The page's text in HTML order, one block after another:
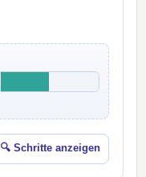
🔍 Schritte anzeigen